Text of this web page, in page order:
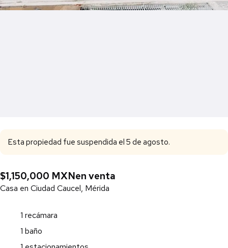
Esta propiedad fue suspendida el 5 de agosto.
$1,150,000 MXNen venta
Casa en Ciudad Caucel, Mérida
1 recámara
1 baño